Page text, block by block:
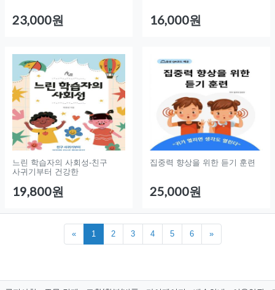
23,000원 16,000원
느린 학습자의 사회성-친구
사귀기부터 건강한
19,800원
집중력 향상을 위한 듣기 훈련
25,000원
« 1 2 3 4 5 6 »